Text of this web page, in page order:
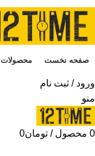
صفحه نخست محصولات
ورود / ثبت نام
منو
0 محصول / تومان0